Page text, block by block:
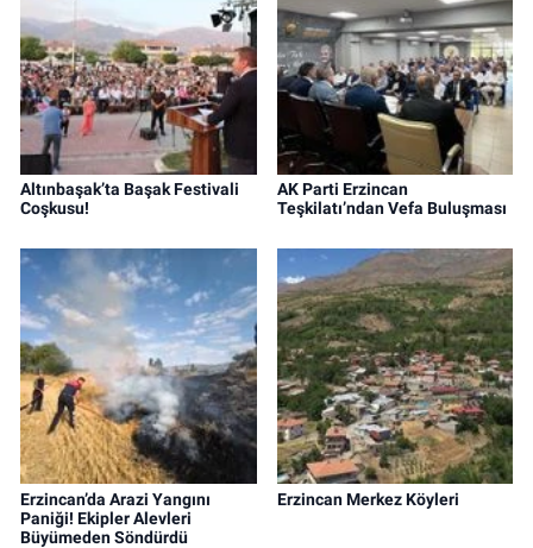
Altınbaşak’ta Başak Festivali
Coşkusu!
AK Parti Erzincan
Teşkilatı’ndan Vefa Buluşması
Erzincan’da Arazi Yangını
Paniği! Ekipler Alevleri
Büyümeden Söndürdü
Erzincan Merkez Köyleri